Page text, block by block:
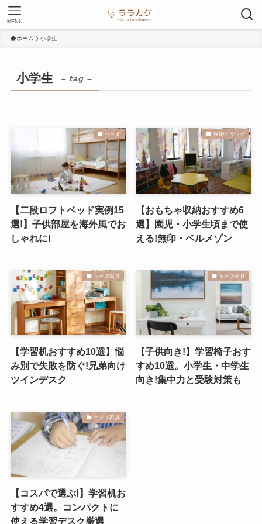
MENU
ホーム 小学生
小学生 – tag –
ベッド
【二段ロフトベッド実例15
選!】子供部屋を海外風でお
しゃれに!
収納・ラック
【おもちゃ収納おすすめ6
選】園児・小学生頃まで使
える!無印・ベルメゾン
キッズ家具
【学習机おすすめ10選】悩
み別で失敗を防ぐ!兄弟向け
ツインデスク
キッズ家具
【子供向き!】学習椅子おす
すめ10選。小学生・中学生
向き!集中力と受験対策も
キッズ家具
【コスパで選ぶ!】学習机お
すすめ4選。コンパクトに
使える学習デスク厳選